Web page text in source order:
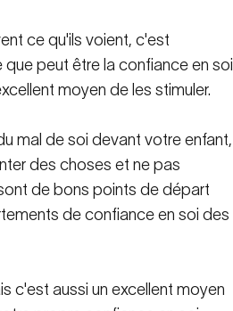
ce qu'ils voient, c'est
que peut être la confiance en soi
moyen de les stimuler.
mal de soi devant votre enfant,
des choses et ne pas
de bons points de départ
de confiance en soi des
c'est aussi un excellent moyen